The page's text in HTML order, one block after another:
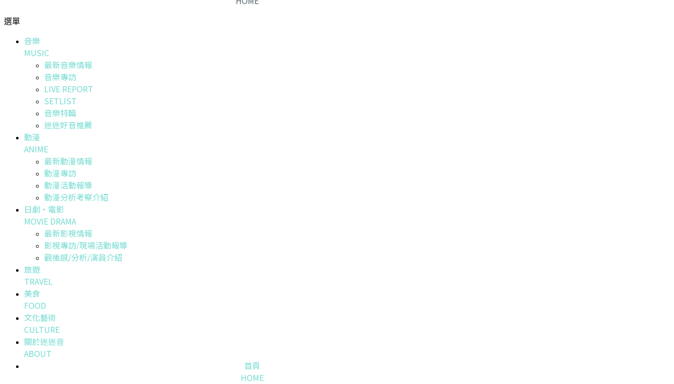
選單
音樂
MUSIC
最新音樂情報
音樂專訪
LIVE REPORT
SETLIST
音樂特輯
迷迷好音推薦
動漫
ANIME
最新動漫情報
動漫專訪
動漫活動報導
動漫分析考察介紹
日劇・電影
MOVIE DRAMA
最新影視情報
影視專訪/現場活動報導
觀後感/分析/演員介紹
旅遊
TRAVEL
美食
FOOD
文化藝術
CULTURE
關於迷迷音
ABOUT
首頁
HOME